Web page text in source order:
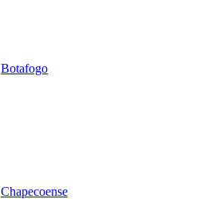
Botafogo
Chapecoense